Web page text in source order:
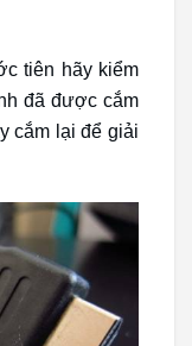
tiên hãy kiểm
đã được cắm
cắm lại để giải